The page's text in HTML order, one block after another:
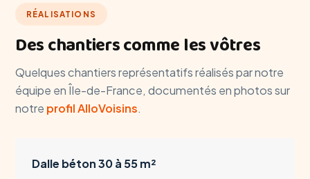
RÉALISATIONS
Des chantiers comme les vôtres
Quelques chantiers représentatifs réalisés par notre
équipe en Île-de-France, documentés en photos sur
notre profil AlloVoisins.
Dalle béton 30 à 55 m²